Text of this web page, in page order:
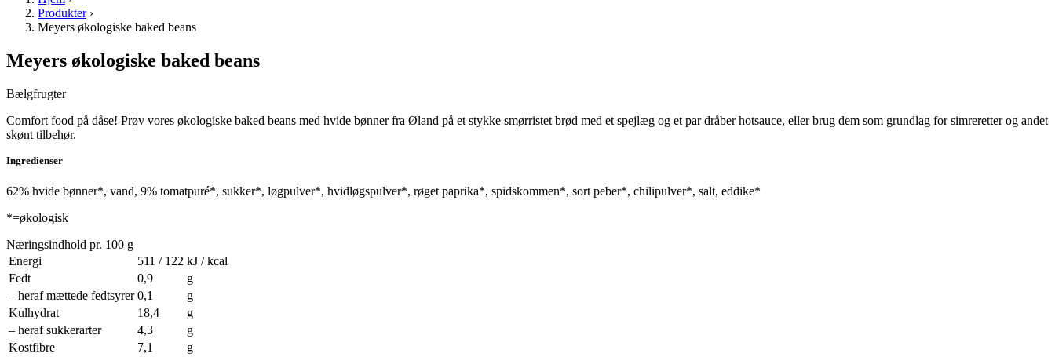
Produkter›
Meyers økologiske baked beans
Meyers økologiske baked beans
Bælgfrugter
Comfort food på dåse! Prøv vores økologiske baked beans med hvide bønner fra Øland på et stykke smørristet brød med et spejlæg og et par dråber hotsauce, eller brug dem som grundlag for simreretter og andet
skønt tilbehør.
Ingredienser
62% hvide bønner*, vand, 9% tomatpuré*, sukker*, løgpulver*, hvidløgspulver*, røget paprika*, spidskommen*, sort peber*, chilipulver*, salt, eddike*
*=økologisk
Næringsindhold pr. 100 g
Energi
511 / 122 kJ / kcal
Fedt
0,9
g
– heraf mættede fedtsyrer 0,1
g
Kulhydrat
18,4
g
– heraf sukkerarter
4,3
g
Kostfibre
7,1
g